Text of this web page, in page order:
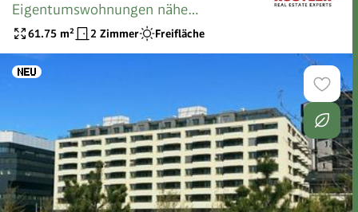
Eigentumswohnungen nähe
Hauptbahnhof
61.75 m² 2 Zimmer Freifläche